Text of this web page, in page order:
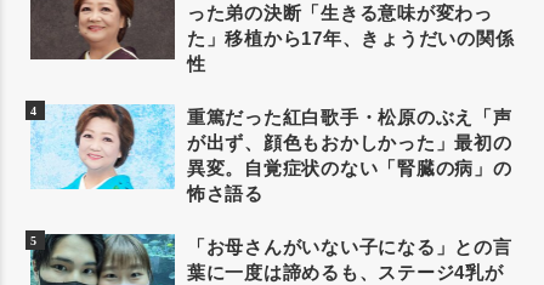
った弟の決断「生きる意味が変わっ
た」移植から17年、きょうだいの関係
性
重篤だった紅白歌手・松原のぶえ「声
が出ず、顔色もおかしかった」最初の
異変。自覚症状のない「腎臓の病」の
怖さ語る
「お母さんがいない子になる」との言
葉に一度は諦めるも、ステージ4乳が